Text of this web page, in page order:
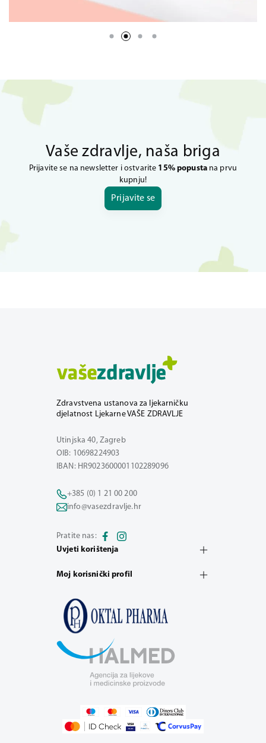
Vaše zdravlje, naša briga
Prijavite se na newsletter i ostvarite 15% popustana prvu
kupnju!
Prijavite se
Zdravstvena ustanova za ljekarničku
djelatnost Ljekarne VAŠE ZDRAVLJE
Utinjska 40, Zagreb
OIB: 10698224903
IBAN: HR9023600001102289096
+385 (0) 1 21 00 200
info@vasezdravlje.hr
Pratite nas:
Uvjeti korištenja
Moj korisnički profil